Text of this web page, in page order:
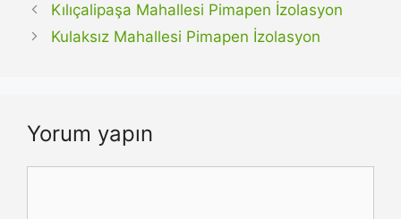
Kılıçalipaşa Mahallesi Pimapen İzolasyon
Kulaksız Mahallesi Pimapen İzolasyon
Yorum yapın